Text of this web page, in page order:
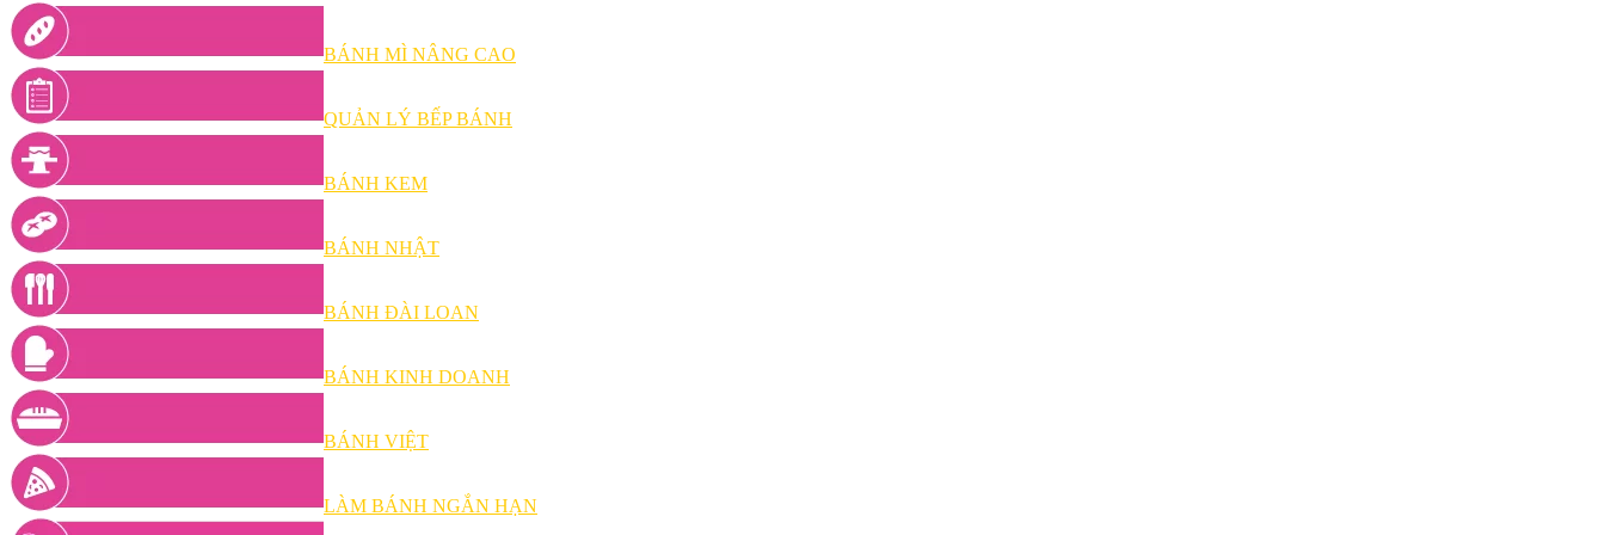
BÁNH MÌ NÂNG CAO
QUẢN LÝ BẾP BÁNH
BÁNH KEM
BÁNH NHẬT
BÁNH ĐÀI LOAN
BÁNH KINH DOANH
BÁNH VIỆT
LÀM BÁNH NGẮN HẠN